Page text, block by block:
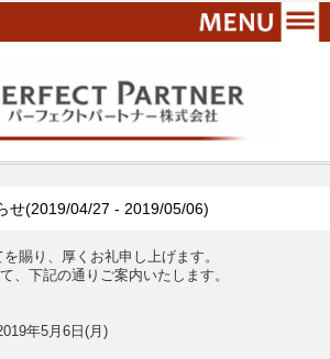
せ(2019/04/27 - 2019/05/06)
賜り、厚くお礼申し上げます。
、下記の通りご案内いたします。
年5月6日(月)